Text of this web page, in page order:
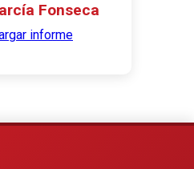
Fonseca
informe